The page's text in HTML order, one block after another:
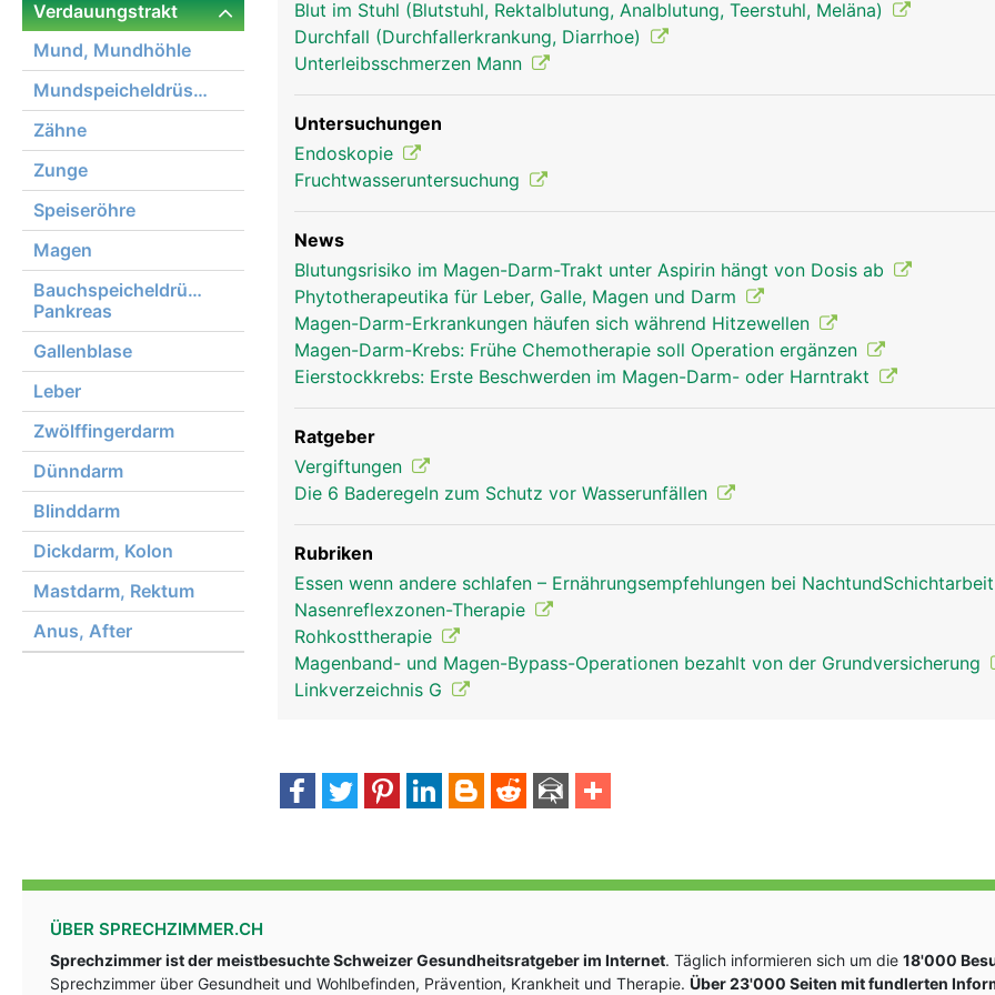
Verdauungstrakt
Mund, Mundhöhle
Mundspeicheldrüsen
Zähne
Zunge
Speiseröhre
Magen
Bauchspeicheldrüse,
Pankreas
Gallenblase
Leber
Zwölffingerdarm
Dünndarm
Blinddarm
Dickdarm, Kolon
Mastdarm, Rektum
Anus, After
Kopf Links Mann
Blut im Stuhl (Blutstuhl, Rektalblutung, Analblutung, Teerstuhl, Meläna)
Durchfall (Durchfallerkrankung, Diarrhoe)
Unterleibsschmerzen Mann
Untersuchungen
Endoskopie
Fruchtwasseruntersuchung
News
Blutungsrisiko im Magen-Darm-Trakt unter Aspirin hängt von Dosis ab
Phytotherapeutika für Leber, Galle, Magen und Darm
Magen-Darm-Erkrankungen häufen sich während Hitzewellen
Magen-Darm-Krebs: Frühe Chemotherapie soll Operation ergänzen
Eierstockkrebs: Erste Beschwerden im Magen-Darm- oder Harntrakt
Ratgeber
Vergiftungen
Die 6 Baderegeln zum Schutz vor Wasserunfällen
Rubriken
Essen wenn andere schlafen – Ernährungsempfehlungen bei
Nasenreflexzonen-Therapie
Rohkosttherapie
Magenband- und Magen-Bypass-Operationen bezahlt von der Grundversicherung
Linkverzeichnis G
ÜBER SPRECHZIMMER.CH
Sprechzimmer ist der meistbesuchte Schweizer Gesundheitsratgeber im Internet. Täglich informieren sich um die 18'000
Sprechzimmer über Gesundheit und Wohlbefinden, Prävention, Krankheit und Therapie. Über 23'000 Seiten mit fundlerten